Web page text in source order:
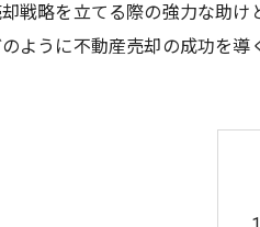
戦略を立てる際の強力な助
ように不動産売却の成功を導